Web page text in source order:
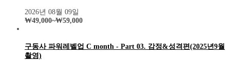
2026년 08월 09일
₩49,000~₩59,000
구동사 파워레벨업 C month - Part 03. 감정&성격편(2025년9월
촬영)